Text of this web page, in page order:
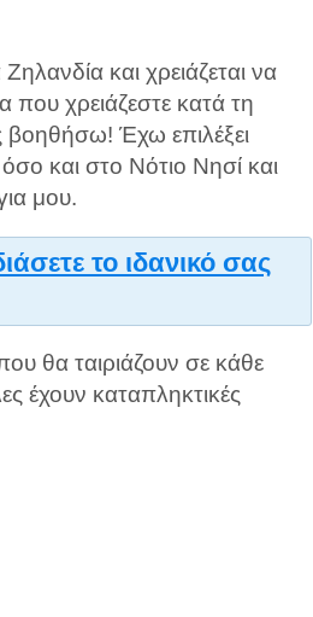
και χρειάζεται να
που χρειάζεστε κατά τη
βοηθήσω! Έχω επιλέξει
και στο Νότιο Νησί και
μου.
το ιδανικό σας
θα ταιριάζουν σε κάθε
έχουν καταπληκτικές